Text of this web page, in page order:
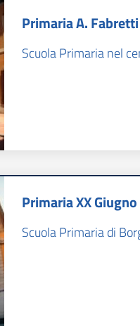
Primaria A. Fabretti
Scuola Primaria nel
Primaria XX Giugno
Scuola Primaria di